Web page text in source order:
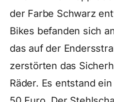
der Farbe Schwarz
Bikes befanden sich
das auf der
zerstörten das
Räder. Es entstand